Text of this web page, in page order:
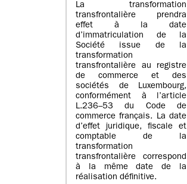
La transformation
transfrontalière prendra
effet à la date
d’immatriculation de la
Société issue de la
transformation
transfrontalière au registre
de commerce et des
sociétés de Luxembourg,
conformément à l’article
L.236–53 du Code de
commerce français. La date
d’effet juridique, fiscale et
comptable de la
transformation
transfrontalière correspond
à la même date de la
réalisation définitive.